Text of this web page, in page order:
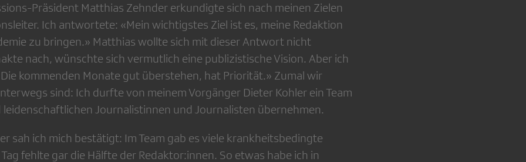
Präsident Matthias Zehnder erkundigte sich nach meinen Zielen
Ich antwortete: «Mein wichtigstes Ziel ist es, meine Redaktion
zu bringen.» Matthias wollte sich mit dieser Antwort nicht
nach, wünschte sich vermutlich eine publizistische Vision. Aber ich
kommenden Monate gut überstehen, hat Priorität.» Zumal wir
sind: Ich durfte von meinem Vorgänger Dieter Kohler ein Team
Journalistinnen und Journalisten übernehmen.
sah ich mich bestätigt: Im Team gab es viele krankheitsbedingte
fehlte gar die Hälfte der Redaktor:innen. So etwas habe ich in